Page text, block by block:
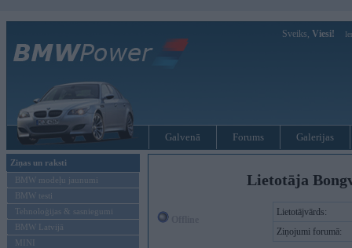
Sveiks, Viesi!
Galvenā Forums Galerijas
Ziņas un raksti
BMW modeļu jaunumi
BMW testi
Tehnoloģijas & sasniegumi
BMW Latvijā
MINI
Lietotāja
Lietotājvārds:
Ziņojumi forumā: